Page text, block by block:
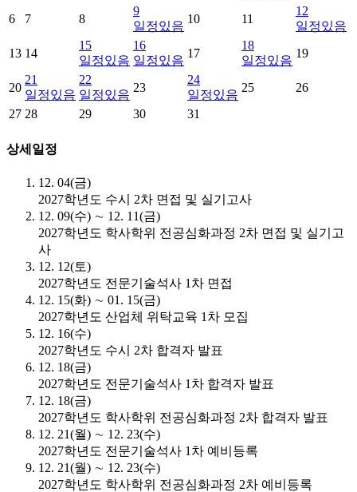
6 7 8
9
일정있음
10 11
12
일정있음
13 14
15
일정있음
16
일정있음
17
18
일정있음
19
20
21
일정있음
22
일정있음
23
24
일정있음
25
26
27 28 29 30 31
상세일정
12. 04(금)
2027학년도 수시 2차 면접 및 실기고사
12. 09(수) ∼ 12. 11(금)
2027학년도 학사학위 전공심화과정 2차 면접 및 실기고
사
12. 12(토)
2027학년도 전문기술석사 1차 면접
12. 15(화) ∼ 01. 15(금)
2027학년도 산업체 위탁교육 1차 모집
12. 16(수)
2027학년도 수시 2차 합격자 발표
12. 18(금)
2027학년도 전문기술석사 1차 합격자 발표
12. 18(금)
2027학년도 학사학위 전공심화과정 2차 합격자 발표
12. 21(월) ∼ 12. 23(수)
2027학년도 전문기술석사 1차 예비등록
12. 21(월) ∼ 12. 23(수)
2027학년도 학사학위 전공심화과정 2차 예비등록